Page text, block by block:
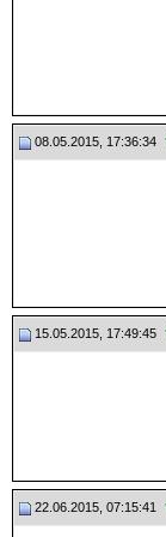
08.05.2015, 17:36:34
15.05.2015, 17:49:45
22.06.2015, 07:15:41